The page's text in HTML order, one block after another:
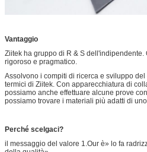
Vantaggio
Ziitek ha gruppo di R & S
rigoroso e pragmatico.
Assolvono i compiti di ricerca e sviluppo
termici di Ziitek. Con apparecchiatura di
possiamo anche effettuare alcune prove
possiamo trovare i materiali più adatti di
Perché scelgaci?
il messaggio del valore 1.Our è» lo fa